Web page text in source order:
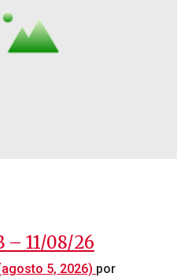
– 11/08/26
5, 2026) por